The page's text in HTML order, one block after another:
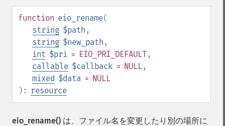
function eio_rename(
string $path ,
string $new_path ,
int $pri = EIO_PRI_DEFAULT,
callable $callback = NULL,
mixed $data = NULL
): resource
eio_rename() は、ファイル名を変更したり別の場所に